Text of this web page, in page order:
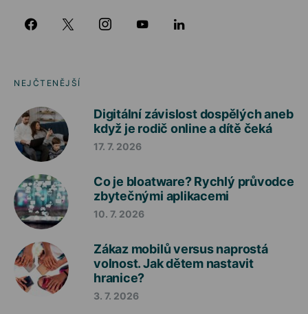
NEJČTENĚJŠÍ
Digitální závislost dospělých aneb
když je rodič online a dítě čeká
17. 7. 2026
Co je bloatware? Rychlý průvodce
zbytečnými aplikacemi
10. 7. 2026
Zákaz mobilů versus naprostá
volnost. Jak dětem nastavit
hranice?
3. 7. 2026